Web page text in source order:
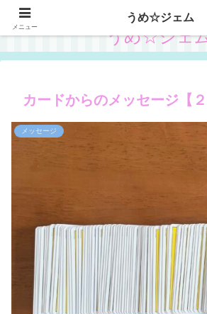
うめ☆ジェ
カードからのメッセージ【２
メッセージ
メニュー
うめ☆ジェム